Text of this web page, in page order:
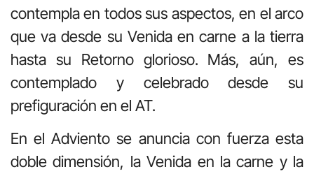
contempla en todos sus aspectos, en el arco
que va desde su Venida en carne a la tierra
hasta su Retorno glorioso. Más, aún, es
contemplado y celebrado desde su
prefiguración en el AT.
En el Adviento se anuncia con fuerza esta
doble dimensión, la Venida en la carne y la